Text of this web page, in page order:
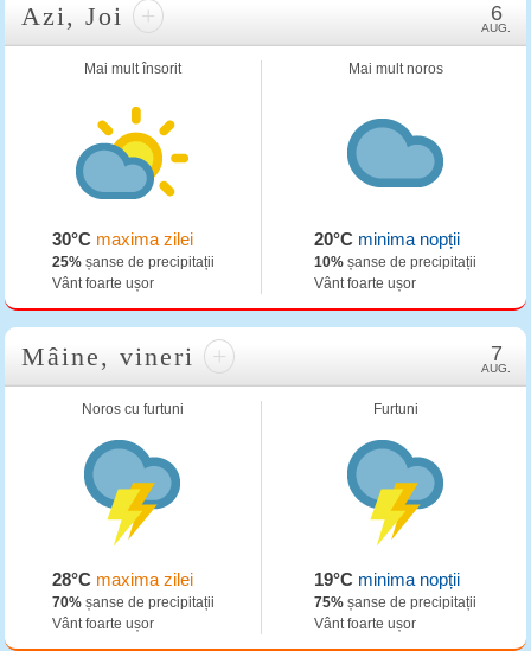
Azi, Joi + 6
AUG.
Mai mult însorit
30°Cmaxima zilei
25%șanse de precipitații
Vânt foarte ușor
Mai mult noros
20°C minima nopții
10% șanse de precipitații
Vânt foarte ușor
Mâine, vineri + 7
AUG.
Noros cu furtuni
28°Cmaxima zilei
70%șanse de precipitații
Vânt foarte ușor
Furtuni
19°C minima nopții
75% șanse de precipitații
Vânt foarte ușor